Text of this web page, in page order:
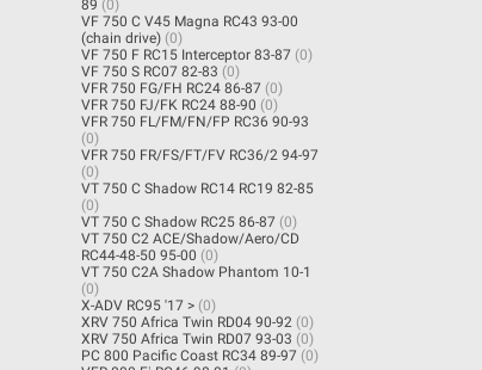
89 (0)
VF 750 C V45 Magna RC43 93-00
(chain drive) (0)
VF 750 F RC15 Interceptor 83-87 (0)
VF 750 S RC07 82-83 (0)
VFR 750 FG/FH RC24 86-87 (0)
VFR 750 FJ/FK RC24 88-90 (0)
VFR 750 FL/FM/FN/FP RC36 90-93
(0)
VFR 750 FR/FS/FT/FV RC36/2 94-97
(0)
VT 750 C Shadow RC14 RC19 82-85
(0)
VT 750 C Shadow RC25 86-87 (0)
VT 750 C2 ACE/Shadow/Aero/CD
RC44-48-50 95-00 (0)
VT 750 C2A Shadow Phantom 10-1
(0)
X-ADV RC95 '17 > (0)
XRV 750 Africa Twin RD04 90-92 (0)
XRV 750 Africa Twin RD07 93-03 (0)
PC 800 Pacific Coast RC34 89-97 (0)